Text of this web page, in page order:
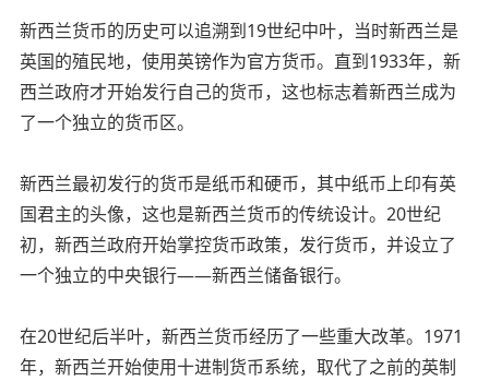
新西兰货币的历史可以追溯到19世纪中叶，当时新西兰是
英国的殖民地，使用英镑作为官方货币。直到1933年，新
西兰政府才开始发行自己的货币，这也标志着新西兰成为
了一个独立的货币区。
新西兰最初发行的货币是纸币和硬币，其中纸币上印有英
国君主的头像，这也是新西兰货币的传统设计。20世纪
初，新西兰政府开始掌控货币政策，发行货币，并设立了
一个独立的中央银行——新西兰储备银行。
在20世纪后半叶，新西兰货币经历了一些重大改革。1971
年，新西兰开始使用十进制货币系统，取代了之前的英制